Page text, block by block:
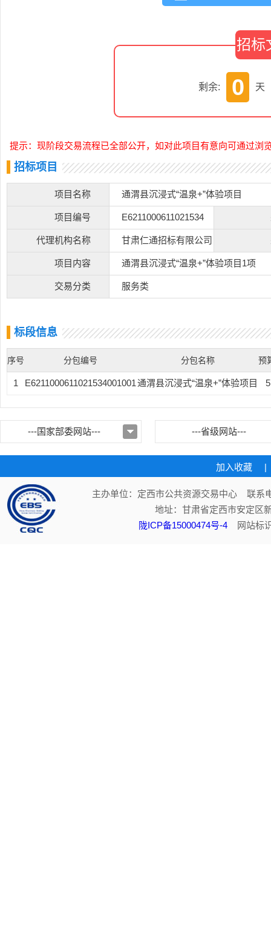
招标
剩余: 0 天
提示：现阶段交易流程已全部公开，如对此项目有意向可通过浏
招标项目
项目名称 通渭县沉浸式“温泉+”体验项目
项目编号 E6211000611021534
代理机构名称 甘肃仁通招标有限公司
项目内容 通渭县沉浸式“温泉+”体验项目1项
交易分类 服务类
标段信息
序号 分包编号 分包名称 预
1 E6211000611021534001001通渭县沉浸式“温泉+”体验项目
---国家部委网站--- ---省级网站---
加入收藏 |
主办单位：定西市公共资源交易中心 联系
地址：甘肃省定西市安定
陇ICP备15000474号-4 网站标